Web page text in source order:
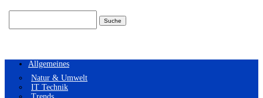
Allgemeines
Natur & Umwelt
IT Technik